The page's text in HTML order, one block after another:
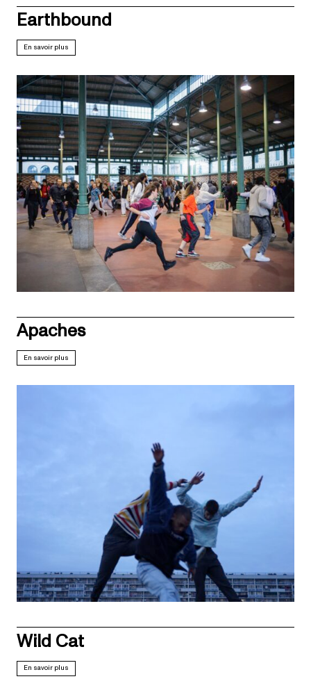
Earthbound
En savoir plus
Apaches
En savoir plus
Wild Cat
En savoir plus